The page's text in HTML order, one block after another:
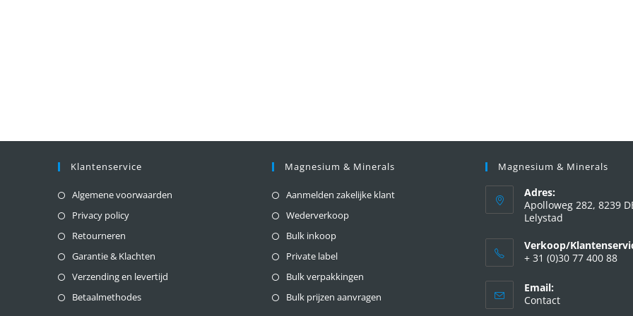
Klantenservice
Algemene voorwaarden
Privacy policy
Retourneren
Garantie & Klachten
Verzending en levertijd
Betaalmethodes
Magnesium & Minerals
Aanmelden zakelijke klant
Wederverkoop
Bulk inkoop
Private label
Bulk verpakkingen
Bulk prijzen aanvragen
Magnesium & Minerals
Adres:
Apolloweg 282, 8239
Lelystad
Verkoop/
+ 31 (0)30 77 400 88
Email:
Contact